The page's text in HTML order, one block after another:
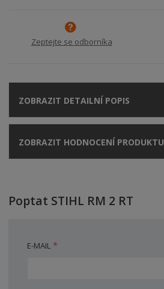
Zeptejte se odborníka
ZOBRAZIT DETAILNÍ POPIS
ZOBRAZIT HODNOCENÍ PRODUKTU
Poptat STIHL RM 2 RT
E-MAIL *